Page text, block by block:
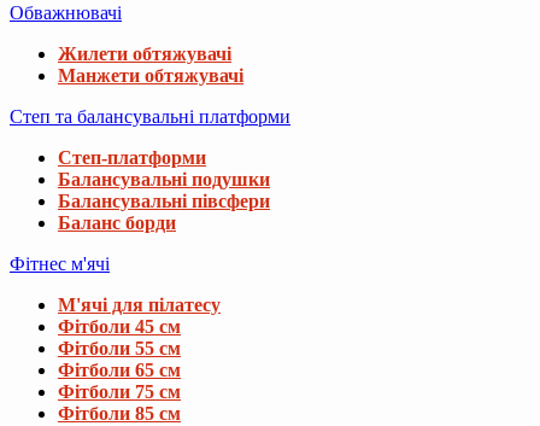
Обважнювачі
Жилети обтяжувачі
Манжети обтяжувачі
Степ та балансувальні платформи
Степ-платформи
Балансувальні подушки
Балансувальні півсфери
Баланс борди
Фітнес м'ячі
М'ячі для пілатесу
Фітболи 45 см
Фітболи 55 см
Фітболи 65 см
Фітболи 75 см
Фітболи 85 см